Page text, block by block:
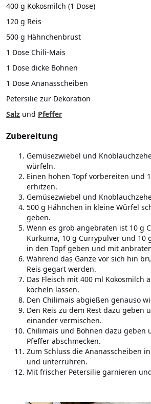
400 g Kokosmilch (1 Dose)
120 g Reis
500 g Hähnchenbrust
1 Dose Chili-Mais
1 Dose dicke Bohnen
1 Dose Ananasscheiben
Petersilie zur Dekoration
Salz und Pfeffer
Zubereitung
Gemüsezwiebel und
würfeln.
Einen hohen Topf vorbereiten und
erhitzen.
Gemüsezwiebel und
500 g Hähnchen in kleine Würfel
geben.
Wenn es grob angebraten ist 10 g
Kurkuma, 10 g Currypulver und 10
in den Topf geben und mit
Während das Ganze vor sich hin
Reis gegart werden.
Das Fleisch mit 400 ml Kokosmilch
köcheln lassen.
Den Chilimais abgießen genauso
Den Reis zu dem Rest dazu geben
einander vermischen.
Chilimais und Bohnen dazu geben
Pfeffer abschmecken.
Zum Schluss die Ananasscheiben
und unterrühren.
Mit frischer Petersilie garnieren